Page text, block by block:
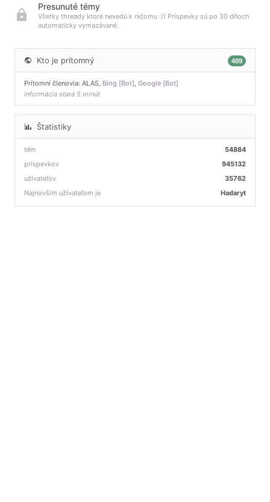
Presunuté témy
Všetky thready ktoré nevedú k ničomu :)) Príspevky sú po 30 dňoch
automaticky vymazávané.
Kto je prítomný 489
Prítomní členovia: ALAS Bing [Bot] Google [Bot]
informácia stará 5 minút
Štatistiky
54884
tém
945132
príspevkov
35762
užívateľov
Najnovším užívateľom je
Hadaryt